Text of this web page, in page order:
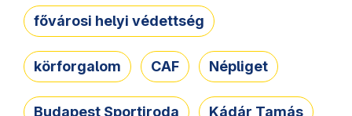
fővárosi helyi védettség
körforgalom CAF Népliget
Budapest Sportiroda Kádár Tamás